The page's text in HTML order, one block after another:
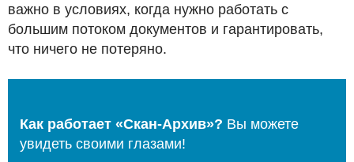
важно в условиях, когда нужно работать с
большим потоком документов и гарантировать,
что ничего не потеряно.
Как работает «Скан-Архив»? Вы можете
увидеть своими глазами!